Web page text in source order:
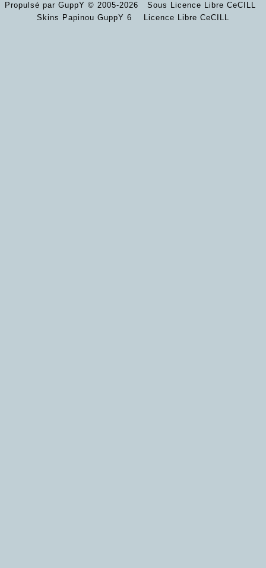
Propulsé par GuppY © 2005-2026
Sous Licence Libre CeCILL
Skins Papinou GuppY 6
Licence Libre CeCILL